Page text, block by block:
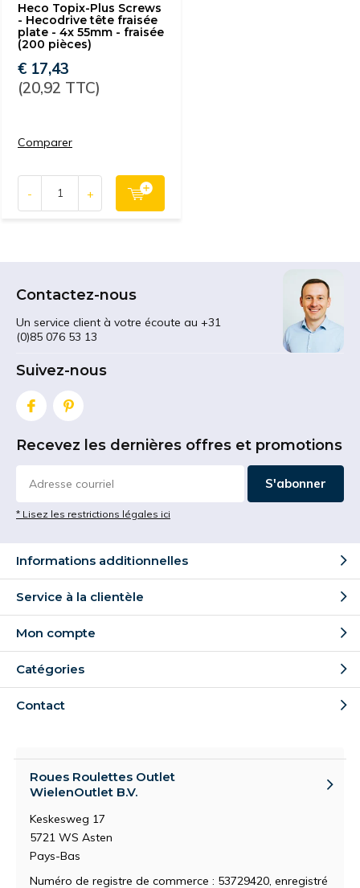
Heco Topix-Plus Screws
- Hecodrive tête fraisée
plate - 4x 55mm - fraisée
(200 pièces)
€ 17,43
(20,92 TTC)
Comparer
- +
Contactez-nous
Un service client à votre écoute au +31
(0)85 076 53 13
Suivez-nous
Recevez les dernières offres et promotions
S'abonner
* Lisez les restrictions légales ici
Informations additionnelles
Service à la clientèle
Mon compte
Catégories
Contact
Roues Roulettes Outlet
WielenOutlet B.V.
Keskesweg 17
5721 WS Asten
Pays-Bas
Numéro de registre de commerce : 53729420, enregistré